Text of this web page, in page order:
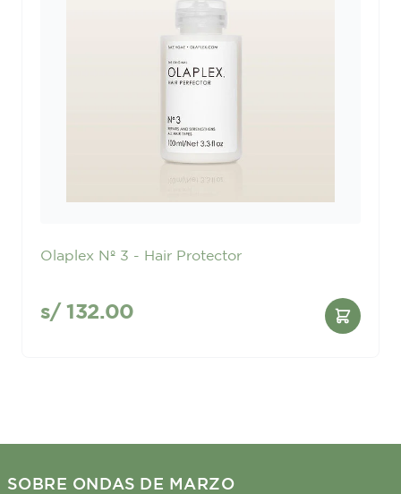
Olaplex Nº 3 - Hair Protector
s/132.00
SOBRE ONDAS DE MARZO